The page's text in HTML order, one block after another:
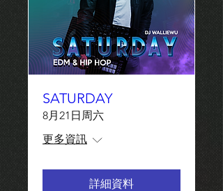
SATURDAY
8月21日周六
更多資訊
詳細資料